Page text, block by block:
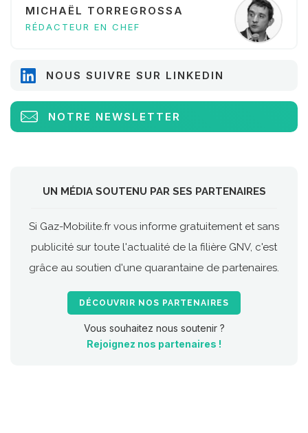
MICHAËL TORREGROSSA
RÉDACTEUR EN CHEF
NOUS SUIVRE SUR LINKEDIN
NOTRE NEWSLETTER
UN MÉDIA SOUTENU PAR SES PARTENAIRES
Si Gaz-Mobilite.fr vous informe gratuitement et sans
publicité sur toute l'actualité de la filière GNV, c'est
grâce au soutien d'une quarantaine de partenaires.
DÉCOUVRIR NOS PARTENAIRES
Vous souhaitez nous soutenir ?
Rejoignez nos partenaires !